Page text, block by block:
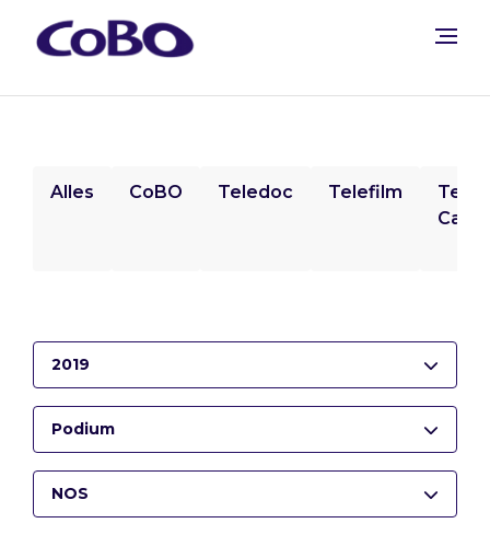
Alles CoBO Teledoc Telefilm
2019
Podium
NOS